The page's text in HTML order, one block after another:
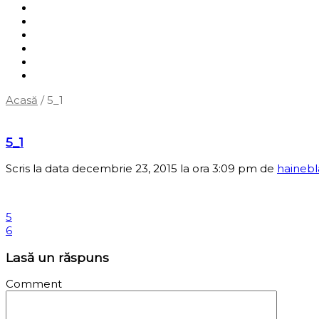
Acasă / 5_1
5_1
Scris la data decembrie 23, 2015 la ora 3:09 pm de
5
6
Lasă un răspuns
Comment